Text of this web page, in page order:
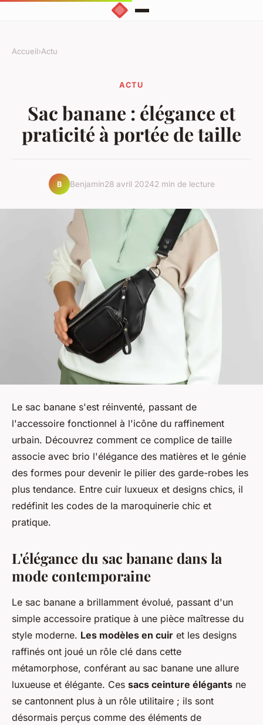
Accueil›Actu
ACTU
Sac banane : élégance et
praticité à portée de taille
B Benjamin28 avril 20242 min de lecture
Le sac banane s'est réinventé, passant de
l'accessoire fonctionnel à l'icône du raffinement
urbain. Découvrez comment ce complice de taille
associe avec brio l'élégance des matières et le génie
des formes pour devenir le pilier des garde-robes les
plus tendance. Entre cuir luxueux et designs chics, il
redéfinit les codes de la maroquinerie chic et
pratique.
L'élégance du sac banane dans la
mode contemporaine
Le sac banane a brillamment évolué, passant d'un
simple accessoire pratique à une pièce maîtresse du
style moderne. Les modèles en cuir et les designs
raffinés ont joué un rôle clé dans cette
métamorphose, conférant au sac banane une allure
luxueuse et élégante. Ces sacs ceinture élégants ne
se cantonnent plus à un rôle utilitaire ; ils sont
désormais perçus comme des éléments de